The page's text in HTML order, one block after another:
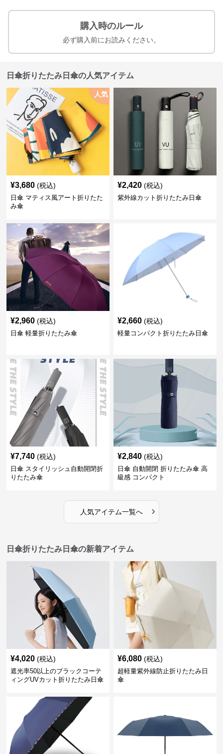
購入時のルール
必ず購入前にお読みください。
日傘折りたたみ日傘の人気アイテム
人気
¥3,680 (税込)
日傘 マティス風アート折りたた
み傘
¥2,420 (税込)
紫外線カット折りたたみ日傘
¥2,960 (税込)
日傘 軽量折りたたみ傘
¥2,660 (税込)
軽量コンパクト折りたたみ日傘
¥7,740 (税込)
日傘 スタイリッシュ自動開閉折
りたたみ傘
¥2,840 (税込)
日傘 自動開閉 折りたたみ傘 高
級感 コンパクト
人気アイテム一覧へ ›
日傘折りたたみ日傘の新着アイテム
¥4,020 (税込)
遮光率50以上のブラックコーテ
ィングUVカット折りたたみ日傘
¥6,080 (税込)
超軽量紫外線防止折りたたみ日
傘